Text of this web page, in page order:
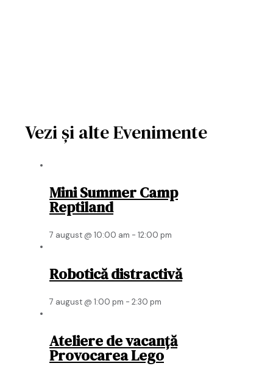
Vezi și alte Evenimente
Mini Summer Camp
Reptiland
7 august @ 10:00 am - 12:00 pm
Robotică distractivă
7 august @ 1:00 pm - 2:30 pm
Ateliere de vacanță
Provocarea Lego